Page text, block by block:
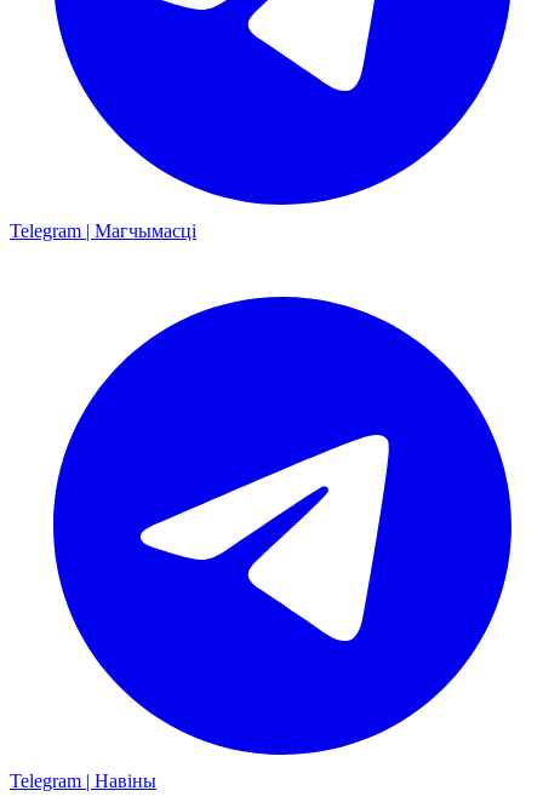
Telegram | Магчымасці
Telegram | Навіны